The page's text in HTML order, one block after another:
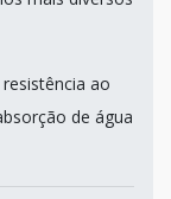
ao
de água